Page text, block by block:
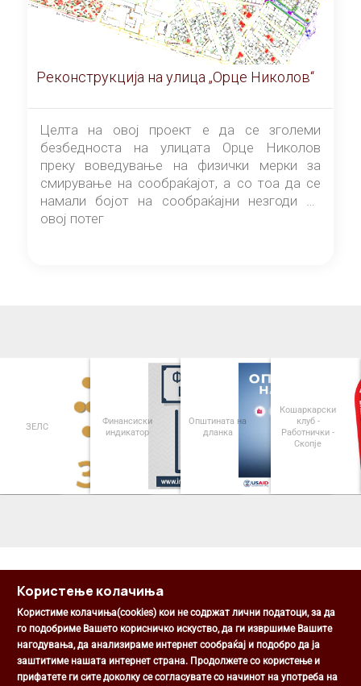
Реконструкција на улица „Орце Николов“
Целта на овој проект е да се зголеми
безбедноста на улицата Орце Николов
преку воведување на физички мерки за
смирување на сообраќајот, а со тоа да се
намали бојот на сообраќајни незгоди на
овој потег
ЗЕЛС
Финансиски
индикатор
Општината на
дланка
Кошаркарски
клуб -
Работнички -
Скопје
Општина Центар
Михаил Цоков бр. 1, Скопје
Користење колачиња
Користиме колачиња(cookies) кои не содржат лични податоци, за да
го подобриме Вашето корисничко искуство, да ги извршиме Вашите
нагодувања, да анализираме интернет сообраќај и подобро да ја
заштитиме нашата интернет страна. Продолжете со користење и
прифатете ги сите доколку се согласувате со начинот на употреба на